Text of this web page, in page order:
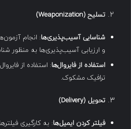
تسلیح (Weaponization)
شناسایی آسیب‌پذیری‌ها
و ارزیابی آسیب‌پذیری‌ها به منظور
استفاده از فایروال‌ها: استفاده از
ترافیک مشکوک.
تحویل (Delivery)
فیلتر کردن ایمیل‌ها: به کارگیری